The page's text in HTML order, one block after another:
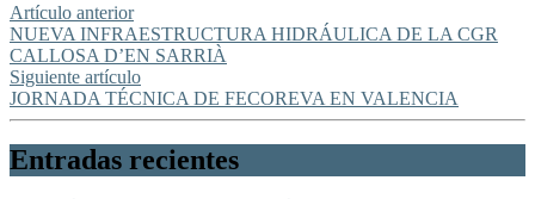
Artículo anterior
NUEVA INFRAESTRUCTURA HIDRÁULICA DE LA CGR
CALLOSA D’EN SARRIÀ
Siguiente artículo
JORNADA TÉCNICA DE FECOREVA EN VALENCIA
Entradas recientes